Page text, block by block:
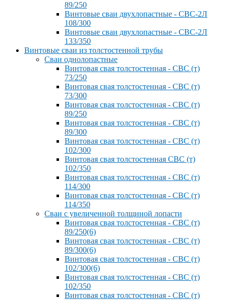
89/250
Винтовые сваи двухлопастные - СВС-2Л
108/300
Винтовые сваи двухлопастные - СВС-2Л
133/350
Винтовые сваи из толстостенной трубы
Сваи однолопастные
Винтовая свая толстостенная - СВС (т)
73/250
Винтовая свая толстостенная - СВС (т)
73/300
Винтовая свая толстостенная - СВС (т)
89/250
Винтовая свая толстостенная - СВС (т)
89/300
Винтовая свая толстостенная - СВС (т)
102/300
Винтовая свая толстостенная СВС (т)
102/350
Винтовая свая толстостенная - СВС (т)
114/300
Винтовая свая толстостенная - СВС (т)
114/350
Сваи с увеличенной толщиной лопасти
Винтовая свая толстостенная - СВС (т)
89/250(6)
Винтовая свая толстостенная - СВС (т)
89/300(6)
Винтовая свая толстостенная - СВС (т)
102/300(6)
Винтовая свая толстостенная - СВС (т)
102/350
Винтовая свая толстостенная - СВС (т)